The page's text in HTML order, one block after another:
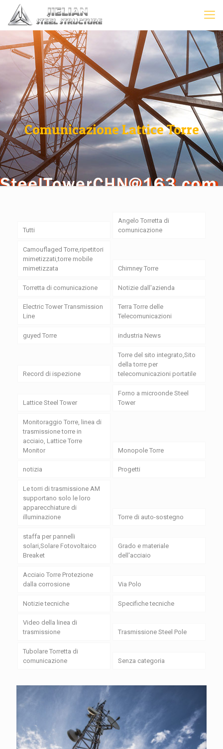
Comunicazione Lattice Torre
Tutti
Angelo Torretta di
comunicazione
Camouflaged Torre,ripetitori
mimetizzati,torre mobile
mimetizzata
Chimney Torre
Torretta di comunicazione Notizie dall'azienda
Electric Tower Transmission
Line
Terra Torre delle
Telecomunicazioni
guyed Torre industria News
Record di ispezione
Torre del sito integrato,Sito
della torre per
telecomunicazioni portatile
Lattice Steel Tower
Forno a microonde Steel
Tower
Monitoraggio Torre, linea di
trasmissione torre in
acciaio, Lattice Torre
Monitor
Monopole Torre
notizia Progetti
Le torri di trasmissione AM
supportano solo le loro
apparecchiature di
illuminazione
Torre di auto-sostegno
staffa per pannelli
solari,Solare Fotovoltaico
Breaket
Grado e materiale
dell'acciaio
Acciaio Torre Protezione
dalla corrosione
Via Polo
Notizie tecniche Specifiche tecniche
Video della linea di
trasmissione
Trasmissione Steel Pole
Tubolare Torretta di
comunicazione
Senza categoria